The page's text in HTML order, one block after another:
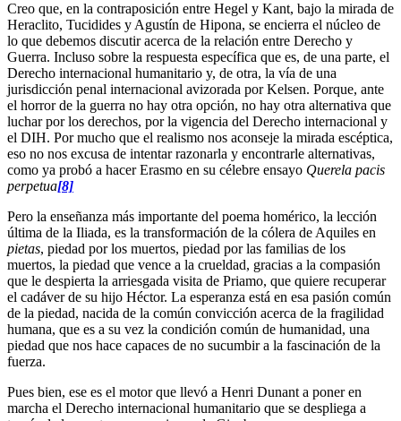
Creo que, en la contraposición entre Hegel y Kant, bajo la mirada de
Heraclito, Tucidides y Agustín de Hipona, se encierra el núcleo de
lo que debemos discutir acerca de la relación entre Derecho y
Guerra. Incluso sobre la respuesta específica que es, de una parte, el
Derecho internacional humanitario y, de otra, la vía de una
jurisdicción penal internacional avizorada por Kelsen. Porque, ante
el horror de la guerra no hay otra opción, no hay otra alternativa que
luchar por los derechos, por la vigencia del Derecho internacional y
el DIH. Por mucho que el realismo nos aconseje la mirada escéptica,
eso no nos excusa de intentar razonarla y encontrarle alternativas,
como ya probó a hacer Erasmo en su célebre ensayo Querela pacis
perpetua[8]
Pero la enseñanza más importante del poema homérico, la lección
última de la Iliada, es la transformación de la cólera de Aquiles en
pietas, piedad por los muertos, piedad por las familias de los
muertos, la piedad que vence a la crueldad, gracias a la compasión
que le despierta la arriesgada visita de Priamo, que quiere recuperar
el cadáver de su hijo Héctor. La esperanza está en esa pasión común
de la piedad, nacida de la común convicción acerca de la fragilidad
humana, que es a su vez la condición común de humanidad, una
piedad que nos hace capaces de no sucumbir a la fascinación de la
fuerza.
Pues bien, ese es el motor que llevó a Henri Dunant a poner en
marcha el Derecho internacional humanitario que se despliega a